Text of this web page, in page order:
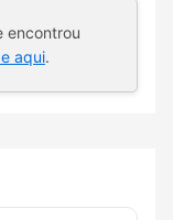
encontrou
aqui.